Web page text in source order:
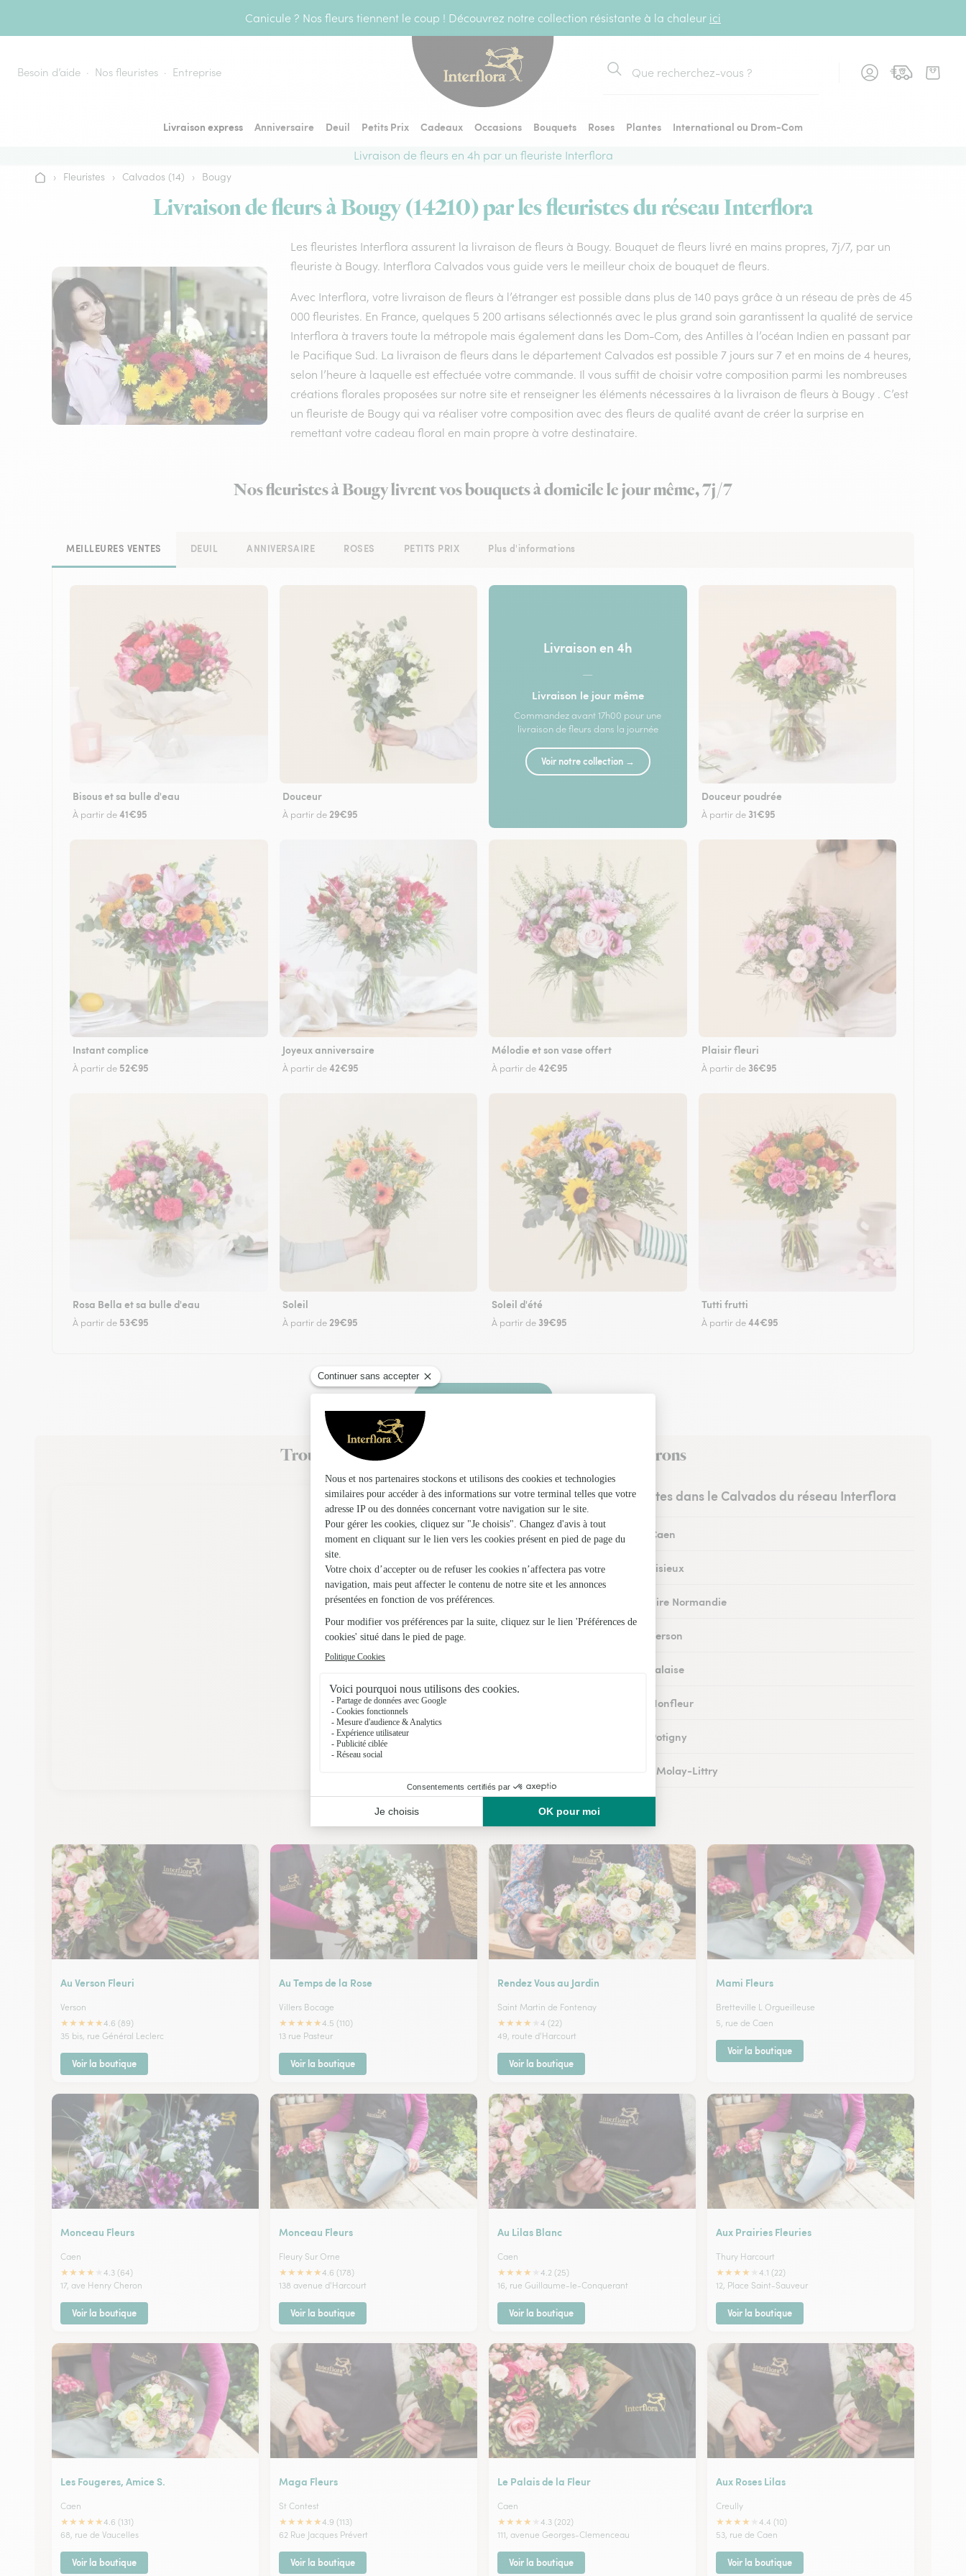
Canicule ? Nos fleurs tiennent le coup ! Découvrez notre collection résistante à la chaleur ici
Besoin d’aide Nos fleuristes Entreprise
Rechercher
Livraison express Anniversaire Deuil Petits Prix Cadeaux Occasions Bouquets Roses Plantes
International ou Drom-Com
Livraison de fleurs en 4h par un fleuriste Interflora
Accueil
› Fleuristes › Calvados (14) › Bougy
Livraison de fleurs à Bougy (14210) par les fleuristes du réseau Interflora
Les fleuristes Interflora assurent la livraison de fleurs à Bougy. Bouquet de fleurs livré en mains propres, 7j/7, par un
fleuriste à Bougy. Interflora Calvados vous guide vers le meilleur choix de bouquet de fleurs.
Avec Interflora, votre livraison de fleurs à l’étranger est possible dans plus de 140 pays grâce à un réseau de près de 45
000 fleuristes. En France, quelques 5 200 artisans sélectionnés avec le plus grand soin garantissent la qualité de service
Interflora à travers toute la métropole mais également dans les Dom-Com, des Antilles à l’océan Indien en passant par
le Pacifique Sud. La livraison de fleurs dans le département Calvados est possible 7 jours sur 7 et en moins de 4 heures,
selon l’heure à laquelle est effectuée votre commande. Il vous suffit de choisir votre composition parmi les nombreuses
créations florales proposées sur notre site et renseigner les éléments nécessaires à la livraison de fleurs à Bougy . C’est
un fleuriste de Bougy qui va réaliser votre composition avec des fleurs de qualité avant de créer la surprise en
remettant votre cadeau floral en main propre à votre destinataire.
Nos fleuristes à Bougy livrent vos bouquets à domicile le jour même, 7j/7
MEILLEURES VENTES DEUIL ANNIVERSAIRE ROSES PETITS PRIX Plus d'informations
Bisous et sa bulle d'eau
À partir de41€95
Douceur
À partir de 29€95
Livraison en 4h
—
Livraison le jour même
Commandez avant 17h00 pour une
livraison de fleurs dans la journée
Voir notre collection →
Douceur poudrée
À partir de 31€95
Instant complice
À partir de 52€95
Joyeux anniversaire
À partir de42€95
Mélodie et son vase offert
À partir de42€95
Plaisir fleuri
À partir de 36€95
Rosa Bella et sa bulle d'eau
À partir de 53€95
Soleil
À partir de 29€95
Soleil d'été
À partir de 39€95
Tutti frutti
À partir de44€95
Faire livrer des fleurs
Trouvez un fleuriste Interflora à Bougy et dans ses environs
Les fleuristes dans le Calvados du réseau Interflora
Fleuristes à Caen
Fleuristes à Lisieux
Fleuristes à Vire Normandie
Fleuristes à Verson
Fleuristes à Falaise
Fleuristes à Honfleur
Fleuristes à Potigny
Fleuristes au Molay-Littry
Nos fleuristes à Bougy
Au Verson Fleuri
Verson
★★★★★4.6 (89)
35 bis, rue Général Leclerc
Voir la boutique
Au Temps de la Rose
Villers Bocage
★★★★★4.5 (110)
13 rue Pasteur
Voir la boutique
Rendez Vous au Jardin
Saint Martin de Fontenay
★★★★
4 (22)
49, route d'Harcourt
Voir la boutique
Mami Fleurs
Bretteville L Orgueilleuse
5, rue de Caen
Voir la boutique
Monceau Fleurs
Caen
★★★★
4.3 (64)
17, ave Henry Cheron
Voir la boutique
Monceau Fleurs
Fleury Sur Orne
★★★★★4.6 (178)
138 avenue d'Harcourt
Voir la boutique
Au Lilas Blanc
Caen
★★★★
4.2 (25)
16, rue Guillaume-le-Conquerant
Voir la boutique
Aux Prairies Fleuries
Thury Harcourt
★★★★
4.1 (22)
12, Place Saint-Sauveur
Voir la boutique
Les Fougeres, Amice S.
Caen
★★★★★4.6 (131)
68, rue de Vaucelles
Voir la boutique
Maga Fleurs
St Contest
★★★★★4.9 (113)
62 Rue Jacques Prévert
Voir la boutique
Le Palais de la Fleur
Caen
★★★★
4.3 (202)
111, avenue Georges-Clemenceau
Voir la boutique
Aux Roses Lilas
Creully
★★★★
4.4 (10)
53, rue de Caen
Voir la boutique